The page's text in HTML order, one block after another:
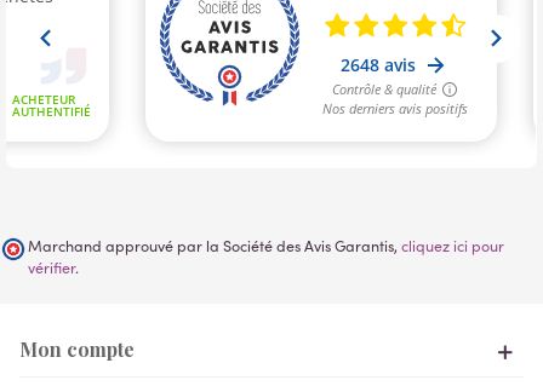
Marchand approuvé par la Société des Avis Garantis, cliquez ici pour
vérifier.
Mon compte